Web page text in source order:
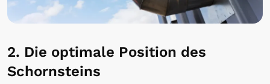
2. Die optimale Position des
Schornsteins